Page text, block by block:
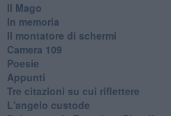
Il Mago
In memoria
Il montatore di schermi
Camera 109
Poesie
Appunti
Tre citazioni su cui riflettere
L'angelo custode